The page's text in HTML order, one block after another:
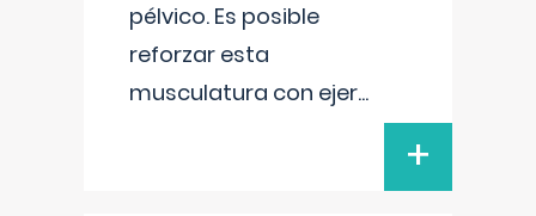
pélvico. Es posible
reforzar esta
musculatura con ejer...
+